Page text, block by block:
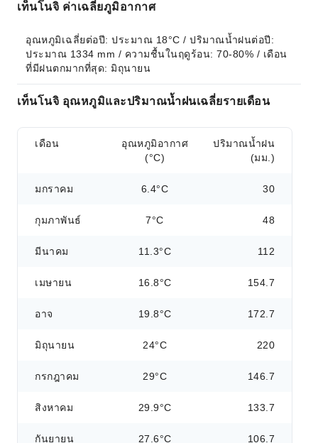
เท็นโนจิ ค่าเฉลี่ยภูมิอากาศ
อุณหภูมิเฉลี่ยต่อปี: ประมาณ 18°C / ปริมาณน้ำฝนต่อปี:
ประมาณ 1334 mm / ความชื้นในฤดูร้อน: 70-80% / เดือน
ที่มีฝนตกมากที่สุด: มิถุนายน
เท็นโนจิ อุณหภูมิและปริมาณน้ำฝนเฉลี่ยรายเดือน
เดือน
อุณหภูมิอากาศ
(°C)
ปริมาณน้ำฝน
(มม.)
มกราคม 6.4°C 30
กุมภาพันธ์ 7°C 48
มีนาคม 11.3°C 112
เมษายน 16.8°C 154.7
อาจ 19.8°C 172.7
มิถุนายน 24°C 220
กรกฎาคม 29°C 146.7
สิงหาคม 29.9°C 133.7
กันยายน 27.6°C 106.7